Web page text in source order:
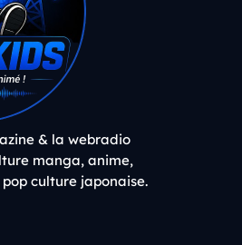
& la webradio
manga, anime,
culture japonaise.